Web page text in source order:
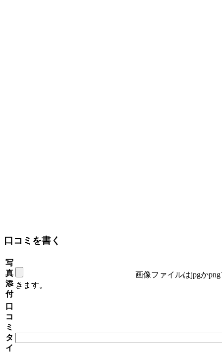
口コミを書く
写
真
添
付
画像ファイルはjpgか
きます。
口
コ
ミ
タ
イ